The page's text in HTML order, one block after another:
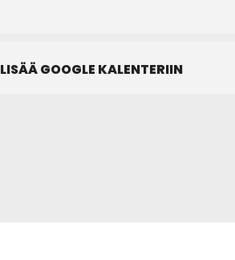
LISÄÄ GOOGLE KALENTERIIN